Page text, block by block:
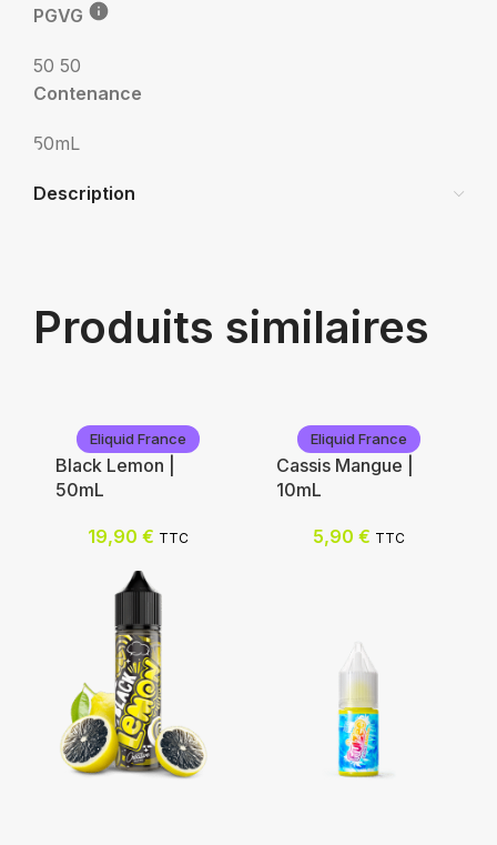
PGVG
50 50
Contenance
50mL
Description
Produits similaires
Eliquid France
Black Lemon |
50mL
19,90 € TTC
Eliquid France
Cassis Mangue |
10mL
5,90 € TTC